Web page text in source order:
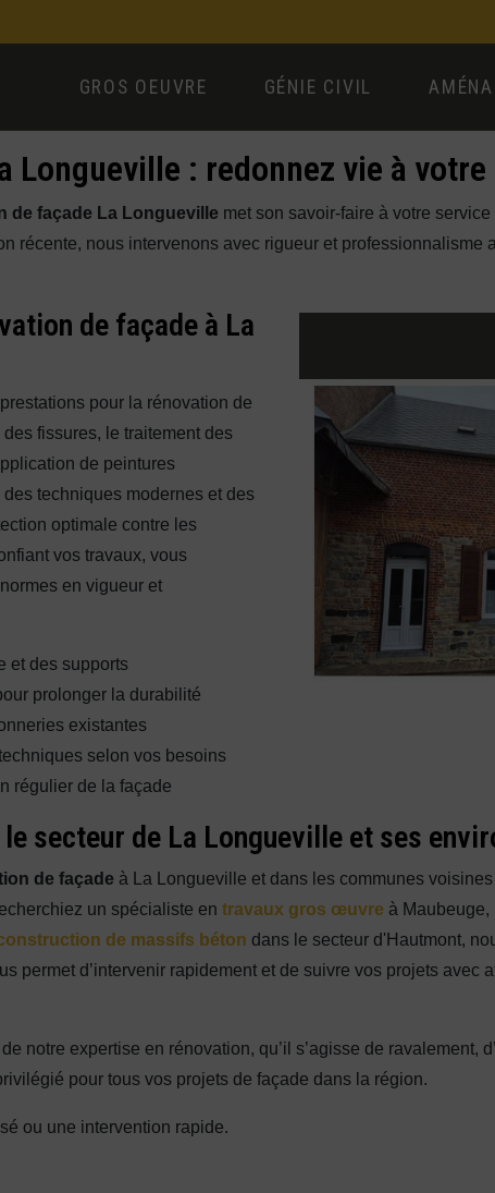
GROS OEUVRE GÉNIE CIVIL
Longueville : redonnez vie à
de façade La Longueville met son savoir-faire à votre
récente, nous intervenons avec rigueur et professionnalisme
de façade à La
pour la rénovation de
fissures, le traitement des
de peintures
techniques modernes et des
optimale contre les
vos travaux, vous
en vigueur et
et des supports
prolonger la durabilité
existantes
selon vos besoins
régulier de la façade
secteur de La Longueville et ses
de façade à La Longueville et dans les communes
un spécialiste en travaux gros œuvre à Maubeuge,
de massifs béton dans le secteur d'Hautmont,
permet d’intervenir rapidement et de suivre vos projets avec
notre expertise en rénovation, qu’il s’agisse de ravalement,
pour tous vos projets de façade dans la région.
ou une intervention rapide.